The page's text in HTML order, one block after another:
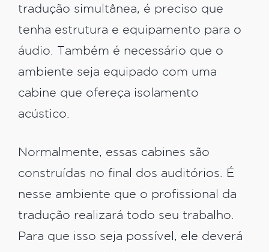
tradução simultânea, é preciso que
tenha estrutura e equipamento para o
áudio. Também é necessário que o
ambiente seja equipado com uma
cabine que ofereça isolamento
acústico.
Normalmente, essas cabines são
construídas no final dos auditórios. É
nesse ambiente que o profissional da
tradução realizará todo seu trabalho.
Para que isso seja possível, ele deverá